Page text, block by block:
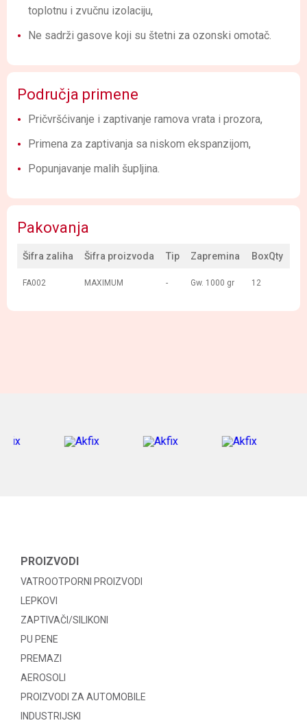
toplotnu i zvučnu izolaciju,
Ne sadrži gasove koji su štetni za ozonski omotač.
Područja primene
Pričvršćivanje i zaptivanje ramova vrata i prozora,
Primena za zaptivanja sa niskom ekspanzijom,
Popunjavanje malih šupljina.
Pakovanja
Šifra zaliha Šifra proizvoda Tip Zapremina BoxQty
FA002 MAXIMUM - Gw. 1000 gr 12
PROIZVODI
VATROOTPORNI PROIZVODI
LEPKOVI
ZAPTIVAČI/SILIKONI
PU PENE
PREMAZI
AEROSOLI
PROIZVODI ZA AUTOMOBILE
INDUSTRIJSKI